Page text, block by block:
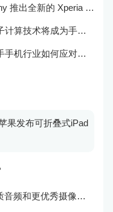
忠机者手机专卖平台：Sony 推出全新的 Xperia 1 III 手机，展现出卓越的技术和品质
忠机者手机专卖平台：量子计算技术将成为手机行业的新的发展方向
忠机者手机专卖平台：二手手机行业如何应对生态系统的要求
果发布可折叠式iPad
Sony Xperia 3将推出更高品质音频和更优秀摄像技术